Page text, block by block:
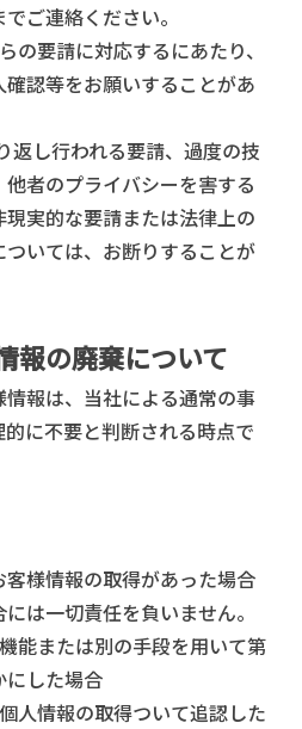
ご連絡ください。
の要請に対応するにあたり、
認等をお願いすることがあ
返し行われる要請、過度の技
者のプライバシーを害する
実的な要請または法律上の
いては、お断りすることが
報の廃棄について
報は、当社による通常の事
に不要と判断される時点で
様情報の取得があった場合
は一切責任を負いません。
能または別の手段を用いて第
にした場合
人情報の取得ついて追認した